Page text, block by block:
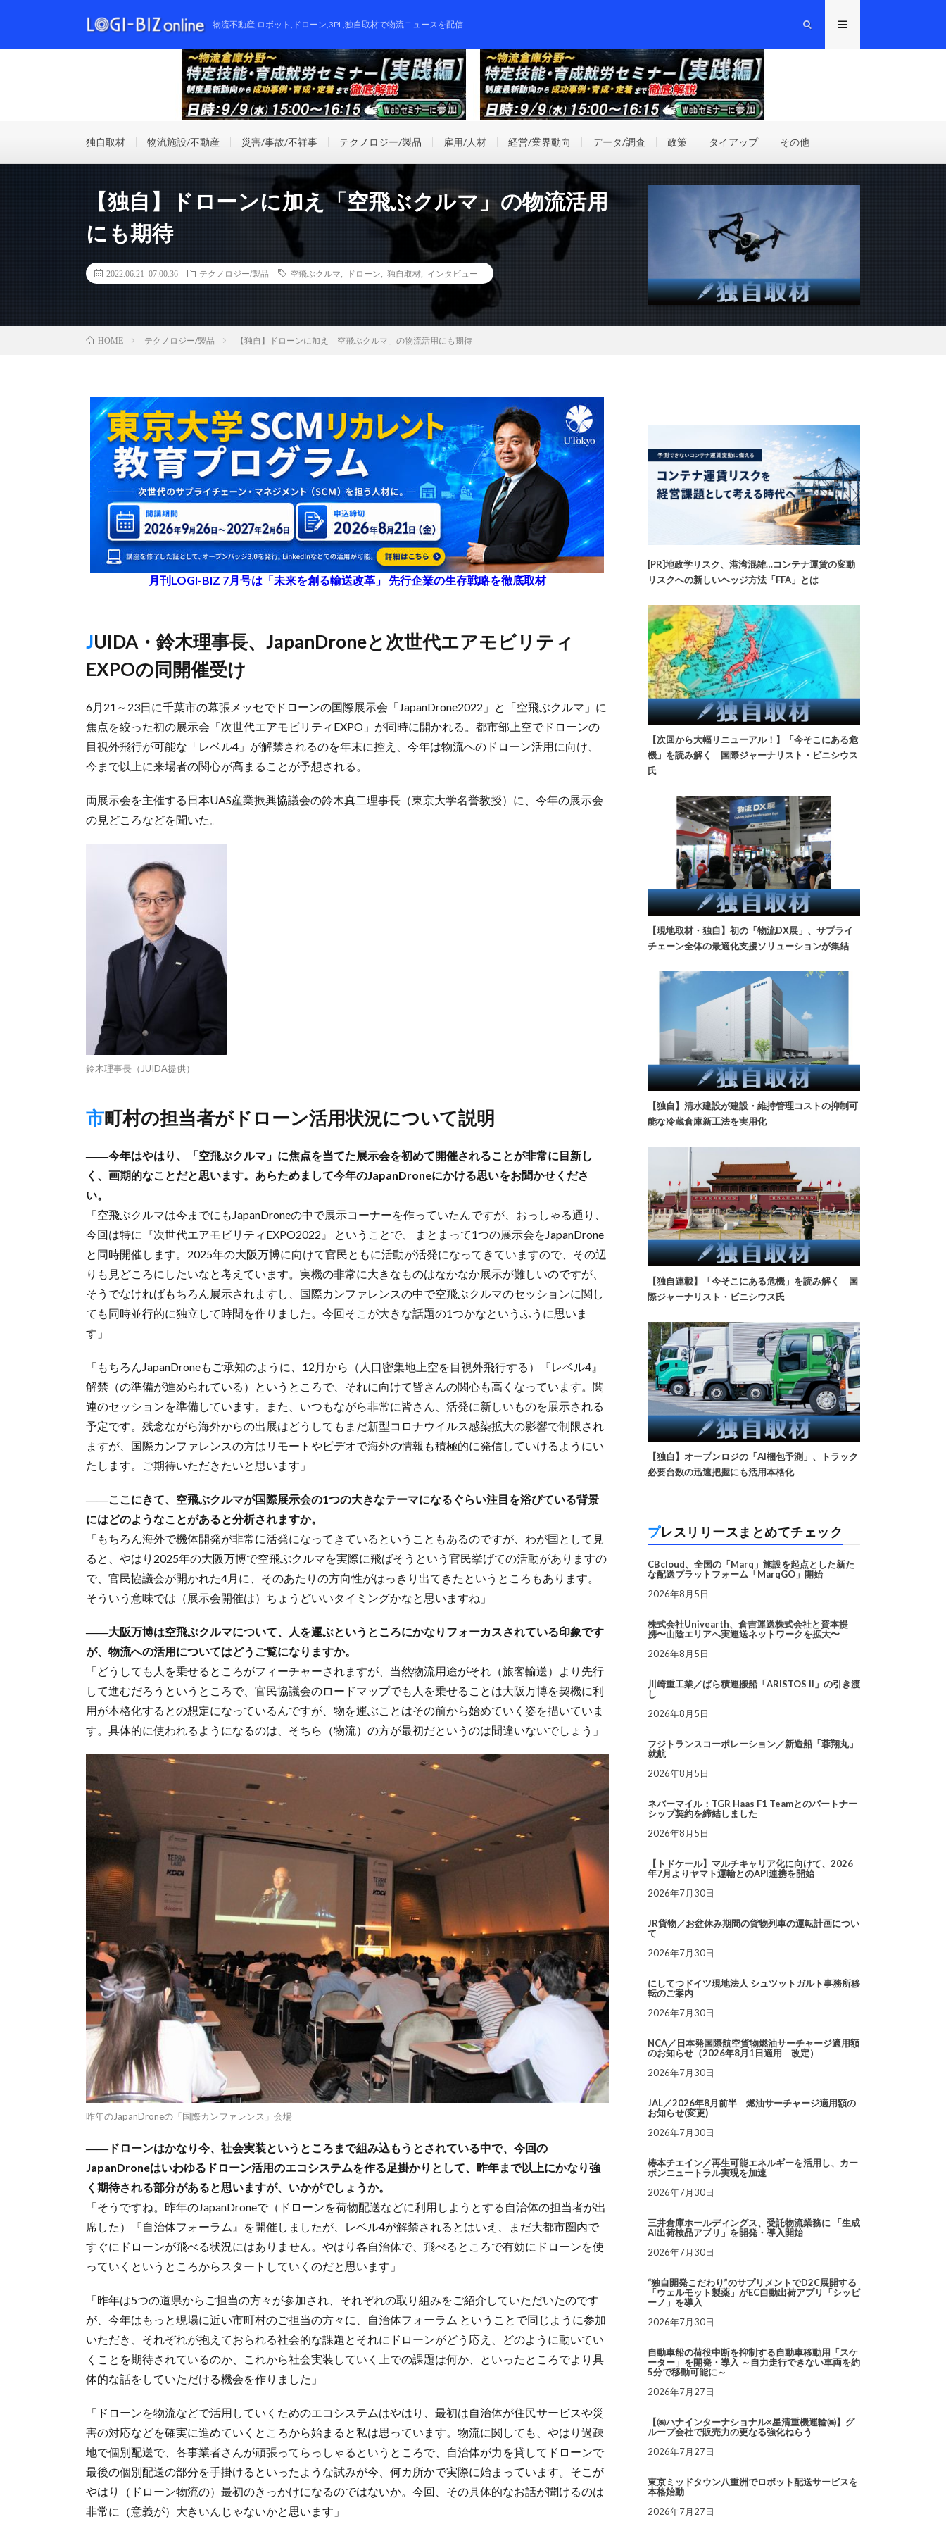
物流不動産,ロボット,ドローン,3PL,独自取材で物流ニュースを配信
独自取材 物流施設/不動産 災害/事故/不祥事 テクノロジー/製品 雇用/人材 経営/業界動向 データ/調査 政策 タイアップ その他
【独自】ドローンに加え「空飛ぶクルマ」の物流活用
にも期待
2022.06.21 07:00:36 テクノロジー/製品 空飛ぶクルマ ドローン 独自取材 インタビュー
HOME テクノロジー/製品 【独自】ドローンに加え「空飛ぶクルマ」の物流活用にも期待
月刊LOGI-BIZ 7月号は「未来を創る輸送改革」 先行企業の生存戦略を徹底取材
JUIDA・鈴木理事長、JapanDroneと次世代エアモビリティ
EXPOの同開催受け
6月21～23日に千葉市の幕張メッセでドローンの国際展示会「JapanDrone2022」と「空飛ぶクルマ」に
焦点を絞った初の展示会「次世代エアモビリティEXPO」が同時に開かれる。都市部上空でドローンの
目視外飛行が可能な「レベル4」が解禁されるのを年末に控え、今年は物流へのドローン活用に向け、
今まで以上に来場者の関心が高まることが予想される。
両展示会を主催する日本UAS産業振興協議会の鈴木真二理事長（東京大学名誉教授）に、今年の展示会
の見どころなどを聞いた。
鈴木理事長（JUIDA提供）
市町村の担当者がドローン活用状況について説明
――今年はやはり、「空飛ぶクルマ」に焦点を当てた展示会を初めて開催されることが非常に目新し
く、画期的なことだと思います。あらためまして今年のJapanDroneにかける思いをお聞かせくださ
い。
「空飛ぶクルマは今までにもJapanDroneの中で展示コーナーを作っていたんですが、おっしゃる通り、
今回は特に『次世代エアモビリティEXPO2022』 ということで、 まとまって1つの展示会をJapanDrone
と同時開催します。2025年の大阪万博に向けて官民ともに活動が活発になってきていますので、その辺
りも見どころにしたいなと考えています。実機の非常に大きなものはなかなか展示が難しいのですが、
そうでなければもちろん展示されますし、国際カンファレンスの中で空飛ぶクルマのセッションに関し
ても同時並行的に独立して時間を作りました。今回そこが大きな話題の1つかなというふうに思いま
す」
「もちろんJapanDroneもご承知のように、12月から（人口密集地上空を目視外飛行する）『レベル4』
解禁（の準備が進められている）というところで、それに向けて皆さんの関心も高くなっています。関
連のセッションを準備しています。また、いつもながら非常に皆さん、活発に新しいものを展示される
予定です。残念ながら海外からの出展はどうしてもまだ新型コロナウイルス感染拡大の影響で制限され
ますが、国際カンファレンスの方はリモートやビデオで海外の情報も積極的に発信していけるようにい
たします。ご期待いただきたいと思います」
――ここにきて、空飛ぶクルマが国際展示会の1つの大きなテーマになるぐらい注目を浴びている背景
にはどのようなことがあると分析されますか。
「もちろん海外で機体開発が非常に活発になってきているということもあるのですが、わが国として見
ると、やはり2025年の大阪万博で空飛ぶクルマを実際に飛ばそうという官民挙げての活動がありますの
で、官民協議会が開かれた4月に、そのあたりの方向性がはっきり出てきたというところもあります。
そういう意味では（展示会開催は）ちょうどいいタイミングかなと思いますね」
――大阪万博は空飛ぶクルマについて、人を運ぶというところにかなりフォーカスされている印象です
が、物流への活用についてはどうご覧になりますか。
「どうしても人を乗せるところがフィーチャーされますが、当然物流用途がそれ（旅客輸送）より先行
して進むだろうというところで、官民協議会のロードマップでも人を乗せることは大阪万博を契機に利
用が本格化するとの想定になっているんですが、物を運ぶことはその前から始めていく姿を描いていま
す。具体的に使われるようになるのは、そちら（物流）の方が最初だというのは間違いないでしょう」
昨年のJapanDroneの「国際カンファレンス」会場
――ドローンはかなり今、社会実装というところまで組み込もうとされている中で、今回の
JapanDroneはいわゆるドローン活用のエコシステムを作る足掛かりとして、昨年まで以上にかなり強
く期待される部分があると思いますが、いかがでしょうか。
「そうですね。昨年のJapanDroneで（ドローンを荷物配送などに利用しようとする自治体の担当者が出
席した）『自治体フォーラム』を開催しましたが、レベル4が解禁されるとはいえ、まだ大都市圏内で
すぐにドローンが飛べる状況にはありません。やはり各自治体で、飛べるところで有効にドローンを使
っていくというところからスタートしていくのだと思います」
「昨年は5つの道県からご担当の方々が参加され、それぞれの取り組みをご紹介していただいたのです
が、今年はもっと現場に近い市町村のご担当の方々に、自治体フォーラム ということで同じように参加
いただき、それぞれが抱えておられる社会的な課題とそれにドローンがどう応え、どのように動いてい
くことを期待されているのか、これから社会実装していく上での課題は何か、といったところでより具
体的な話をしていただける機会を作りました」
「ドローンを物流などで活用していくためのエコシステムはやはり、最初は自治体が住民サービスや災
害の対応などを確実に進めていくところから始まると私は思っています。物流に関しても、やはり過疎
地で個別配送で、各事業者さんが頑張ってらっしゃるというところで、自治体が力を貸してドローンで
最後の個別配送の部分を手掛けるといったような試みが今、何カ所かで実際に始まっています。そこが
やはり（ドローン物流の）最初のきっかけになるのではないか。今回、その具体的なお話が聞けるのは
非常に（意義が）大きいんじゃないかと思います」
[PR]地政学リスク、港湾混雑…コンテナ運賃の変動
リスクへの新しいヘッジ方法「FFA」とは
【次回から大幅リニューアル！】「今そこにある危
機」を読み解く 国際ジャーナリスト・ビニシウス
氏
【現地取材・独自】初の「物流DX展」、サプライ
チェーン全体の最適化支援ソリューションが集結
【独自】清水建設が建設・維持管理コストの抑制可
能な冷蔵倉庫新工法を実用化
【独自連載】「今そこにある危機」を読み解く 国
際ジャーナリスト・ビニシウス氏
【独自】オープンロジの「AI梱包予測」、トラック
必要台数の迅速把握にも活用本格化
プレスリリースまとめてチェック
CBcloud、全国の「Marq」施設を起点とした新た
な配送プラットフォーム「MarqGO」開始
2026年8月5日
株式会社Univearth、倉吉運送株式会社と資本提
携〜山陰エリアへ実運送ネットワークを拡大〜
2026年8月5日
川崎重工業／ばら積運搬船「ARISTOS II」の引き渡
し
2026年8月5日
フジトランスコーポレーション／新造船「蓉翔丸」
就航
2026年8月5日
ネバーマイル：TGR Haas F1 Teamとのパートナー
シップ契約を締結しました
2026年8月5日
【トドケール】マルチキャリア化に向けて、2026
年7月よりヤマト運輸とのAPI連携を開始
2026年7月30日
JR貨物／お盆休み期間の貨物列車の運転計画につい
て
2026年7月30日
にしてつドイツ現地法人 シュツットガルト事務所移
転のご案内
2026年7月30日
NCA／日本発国際航空貨物燃油サーチャージ適用額
のお知らせ（2026年8月1日適用 改定）
2026年7月30日
JAL／2026年8月前半 燃油サーチャージ適用額の
お知らせ(変更)
2026年7月30日
椿本チエイン／再生可能エネルギーを活用し、カー
ボンニュートラル実現を加速
2026年7月30日
三井倉庫ホールディングス、受託物流業務に 「生成
AI出荷検品アプリ」を開発・導入開始
2026年7月30日
“独自開発こだわり”のサプリメントでD2C展開する
「ウェルモット製薬」がEC自動出荷アプリ「シッピ
ーノ」を導入
2026年7月30日
自動車船の荷役中断を抑制する自動車移動用「スケ
ーター」を開発・導入 ～自力走行できない車両を約
5分で移動可能に～
2026年7月27日
【㈱ハナインターナショナル×星清重機運輸㈱】グ
ループ会社で販売力の更なる強化ねらう
2026年7月27日
東京ミッドタウン八重洲でロボット配送サービスを
本格始動
2026年7月27日